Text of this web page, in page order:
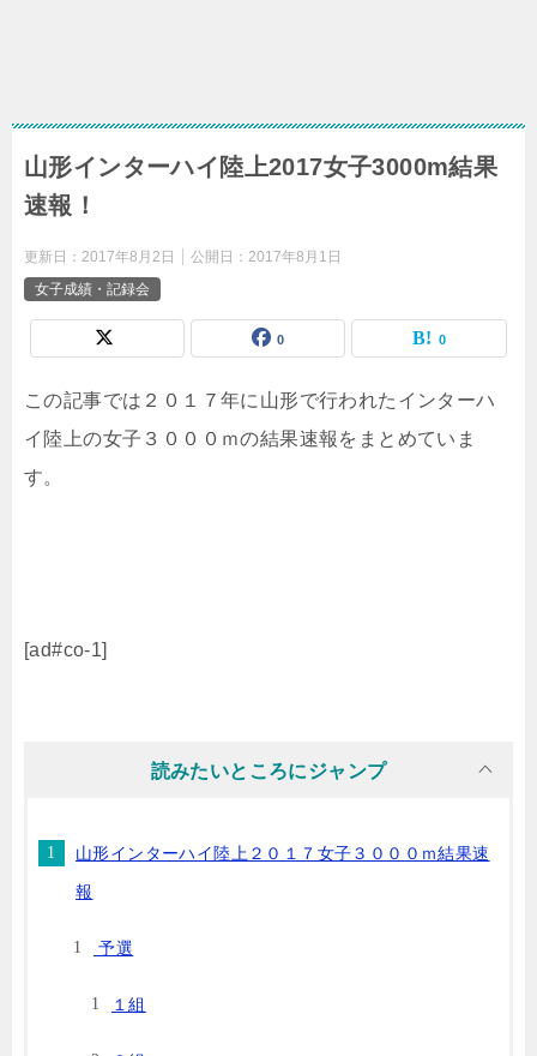
山形インターハイ陸上2017女子3000m結果
速報！
更新日： 2017年8月2日 公開日： 2017年8月1日
女子成績・記録会
0 0
この記事では２０１７年に山形で行われたインターハ
イ陸上の女子３０００ｍの結果速報をまとめていま
す。
[ad#co-1]
読みたいところにジャンプ
山形インターハイ陸上２０１７女子３０００ｍ結果速
報
予選
１組